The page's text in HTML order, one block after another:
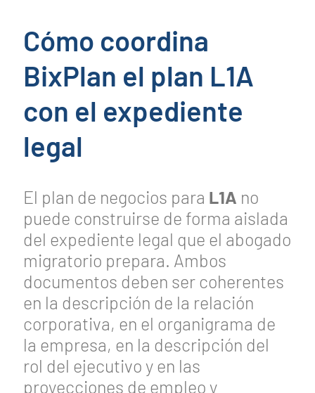
Cómo coordina
BixPlan el plan L1A
con el expediente
legal
El plan de negocios para L1A no
puede construirse de forma aislada
del expediente legal que el abogado
migratorio prepara. Ambos
documentos deben ser coherentes
en la descripción de la relación
corporativa, en el organigrama de
la empresa, en la descripción del
rol del ejecutivo y en las
proyecciones de empleo y